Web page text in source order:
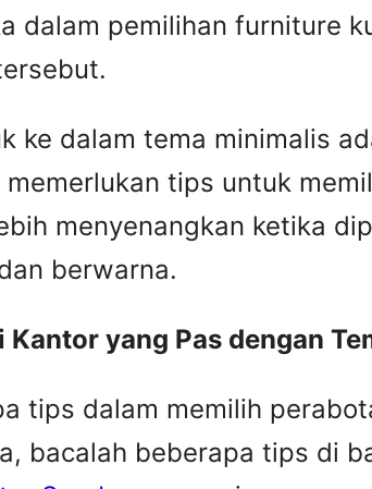
dalam pemilihan furniture
ke dalam tema minimalis
tips untuk
menyenangkan ketika
berwarna.
yang Pas dengan
tips dalam memilih
bacalah beberapa tips di